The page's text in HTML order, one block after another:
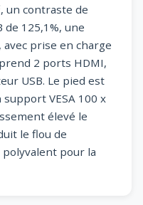
un contraste de
de 125,1%, une
avec prise en charge
2 ports HDMI,
USB. Le pied est
VESA 100 x
élevé le
le flou de
pour la